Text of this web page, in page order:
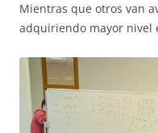
Mientras que otros van
adquiriendo mayor nivel